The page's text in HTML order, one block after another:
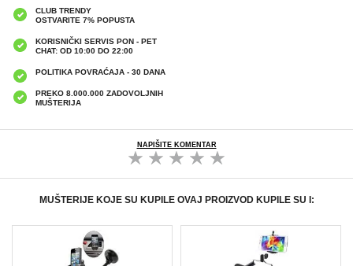
CLUB TRENDY
OSTVARITE 7% POPUSTA
KORISNIČKI SERVIS PON - PET
CHAT: OD 10:00 DO 22:00
POLITIKA POVRAĆAJA - 30 DANA
PREKO 8.000.000 ZADOVOLJNIH
MUŠTERIJA
NAPIŠITE KOMENTAR
MUŠTERIJE KOJE SU KUPILE OVAJ PROIZVOD KUPILE SU I: